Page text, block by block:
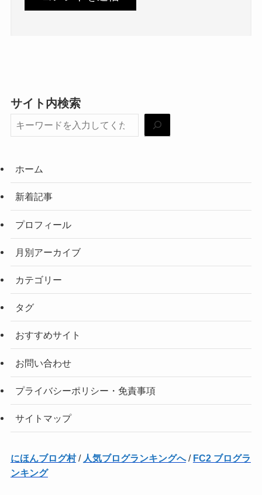
サイト内検索
ホーム
新着記事
プロフィール
月別アーカイブ
カテゴリー
タグ
おすすめサイト
お問い合わせ
プライバシーポリシー・免責事項
サイトマップ
にほんブログ村/ 人気ブログランキングへ/ FC2 ブログラ
ンキング